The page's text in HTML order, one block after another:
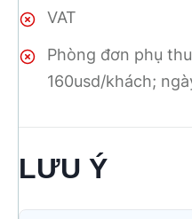
VAT
Phòng đơn phụ
160usd/khách;
LƯU Ý